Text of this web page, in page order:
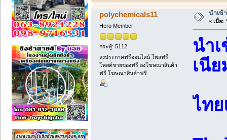
polychemicals11
Hero Member
กระทู้: 5112
ลงประกาศฟรีออนไลน์ โพสฟรี
โพสต์ขายของฟรี ลงโฆษณาสินค้า
ฟรี โฆษณาสินค้าฟรี
นำเข้
« เมื่อ:
นำ
เนี
ไท